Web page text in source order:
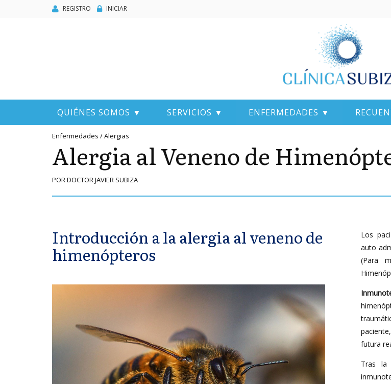
REGISTRO INICIAR
QUIÉNES SOMOS ▼ SERVICIOS ▼ ENFERMEDADES ▼
Enfermedades / Alergias
Alergia al Veneno de
POR DOCTOR JAVIER SUBIZA
Introducción a la alergia al veneno de
himenópteros
Los
auto
(Para
futura
Tras la